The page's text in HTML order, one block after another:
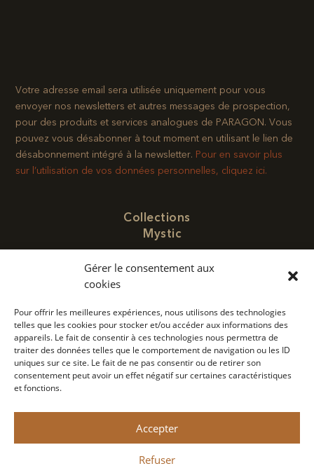
Gérer le consentement aux
cookies
Pour offrir les meilleures expériences, nous utilisons des technologies
telles que les cookies pour stocker et/ou accéder aux informations des
appareils. Le fait de consentir à ces technologies nous permettra de
traiter des données telles que le comportement de navigation ou les ID
uniques sur ce site. Le fait de ne pas consentir ou de retirer son
consentement peut avoir un effet négatif sur certaines caractéristiques
et fonctions.
Accepter
Refuser
Votre adresse email sera utilisée uniquement pour vous
envoyer nos newsletters et autres messages de prospection,
pour des produits et services analogues de PARAGON. Vous
pouvez vous désabonner à tout moment en utilisant le lien de
désabonnement intégré à la newsletter.​ Pour en savoir plus
sur l’utilisation de vos données personnelles, cliquez ici.
Collections
Mystic
Nous trouver
Contact
Concept
Politique de confidentialité
Monin 2022 Tous droits réservés